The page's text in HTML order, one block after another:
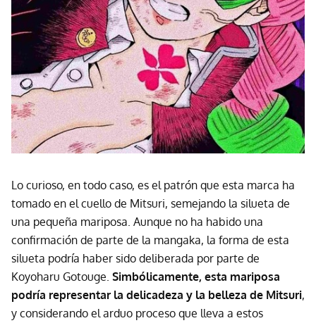
Lo curioso, en todo caso, es el patrón que esta marca ha
tomado en el cuello de Mitsuri, semejando la silueta de
una pequeña mariposa. Aunque no ha habido una
confirmación de parte de la mangaka, la forma de esta
silueta podría haber sido deliberada por parte de
Koyoharu Gotouge. Simbólicamente, esta mariposa
podría representar la delicadeza y la belleza de Mitsuri,
y considerando el arduo proceso que lleva a estos